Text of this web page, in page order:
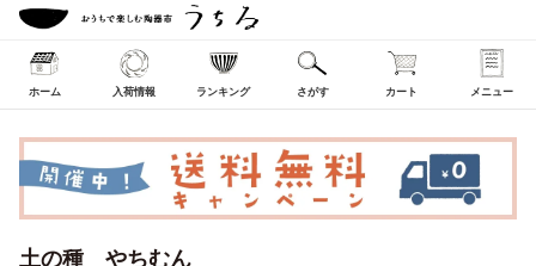
ホーム 入荷情報 ランキング さがす カート メニュー
土の種 やちむん